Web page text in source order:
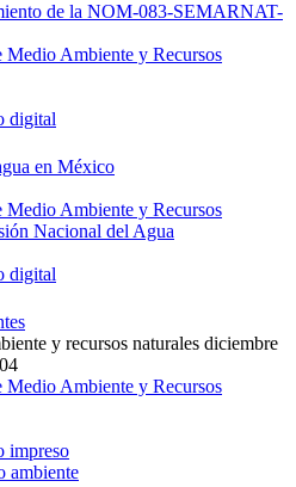
de la NOM-083-SEMARNAT-
Medio Ambiente y Recursos
digital
en México
Medio Ambiente y Recursos
Nacional del Agua
digital
y recursos naturales diciembre
Medio Ambiente y Recursos
impreso
ambiente